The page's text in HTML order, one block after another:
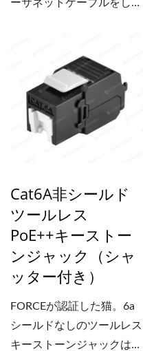
ーサネットケーブルをしっ
ランプ設計です。
RJ45Keystone...
Cat6A非シールド
ツールレス
PoE++キーストー
ンジャック（シャ
ッター付き）
FORCEが認証した猫。6a
シールドなしのツールレス
キーストーンジャックは、